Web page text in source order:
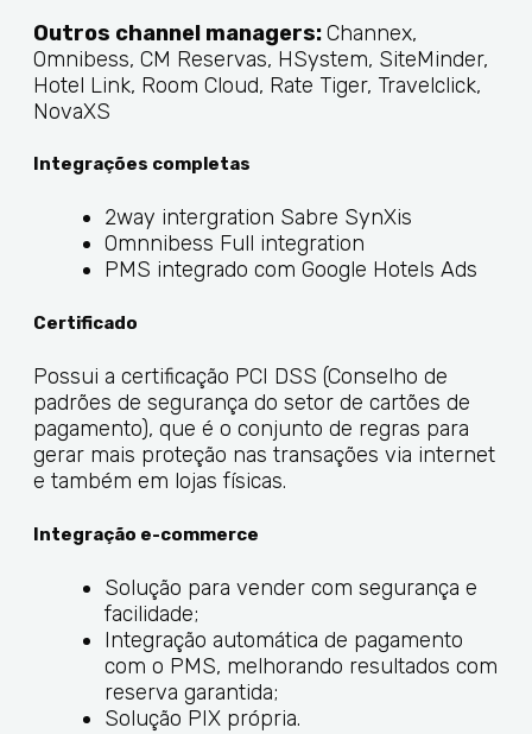
Outros channel managers:Channex,
Omnibess, CM Reservas, HSystem, SiteMinder,
Hotel Link, Room Cloud, Rate Tiger, Travelclick,
NovaXS
Integrações completas
2way intergration Sabre SynXis
Omnnibess Full integration
PMS integrado com Google Hotels Ads
Certificado
Possui a certificação PCI DSS (Conselho de
padrões de segurança do setor de cartões de
pagamento), que é o conjunto de regras para
gerar mais proteção nas transações via internet
e também em lojas físicas.
Integração e-commerce
Solução para vender com segurança e
facilidade;
Integração automática de pagamento
com o PMS, melhorando resultados com
reserva garantida;
Solução PIX própria.